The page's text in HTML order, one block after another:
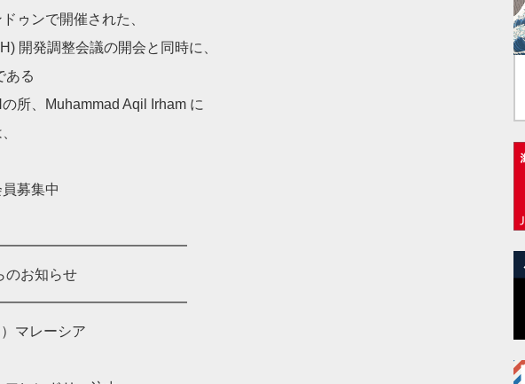
ゥンで開催された、
開発調整会議の開会と同時に、
ある
所、Muhammad Aqil Irham に
募集中
のお知らせ
マレーシア